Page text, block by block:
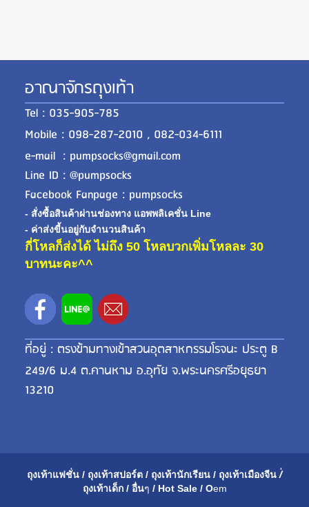
อาณาจักรถุงเท้า
Tel : 035-905-785
Mobile : 098-287-2010 , 082-034-6111
e-mail : pumpsocks@gmail.com
Line ID : @pumpsocks
Facebook Fanpage : pumpsocks
- สั่งซื้อสินค้าผ่านช่องทาง แอพพลิเคชั่น Line
- ค่าส่งขี้นอยู่กับจำนวนสินค้า
กี่โหลก็ส่งได้ ไม่ถึง 50 โหลบวกเพิ่มโหลละ 30
บาทนะคะ^^
ที่อยู่ : ตรงข้ามทางเข้าสวนอุตสาหกรรมโรจนะ ประตู B
249/6 ม.4 ต.คานหาม อ.อุทัย จ.พระนครศรีอยุธยา
13210
ถุงเท้าแฟชั่น / ถุงเท้าสปอร์ต / ถุงเท้านักเรียน / ถุงเท้าเมืองจีน /่
ถุงเท้าเด็ก / อื่นๆ / Hot Sale / Oem